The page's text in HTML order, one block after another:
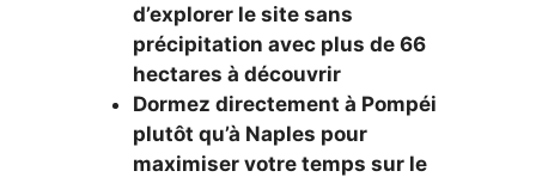
d’explorer le site sans
précipitation avec plus de 66
hectares à découvrir
Dormez directement à Pompéi
plutôt qu’à Naples pour
maximiser votre temps sur le